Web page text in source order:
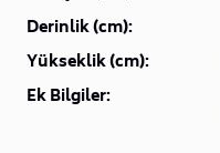
Derinlik (cm):
Yükseklik (cm):
Ek Bilgiler: